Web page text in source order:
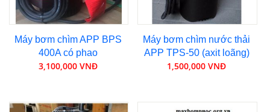
Máy bơm chìm APP BPS
400A có phao
3,100,000 VNĐ
Máy bơm chìm nước thải
APP TPS-50 (axit loãng)
1,500,000 VNĐ